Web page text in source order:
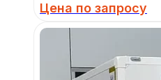
Цена по запросу